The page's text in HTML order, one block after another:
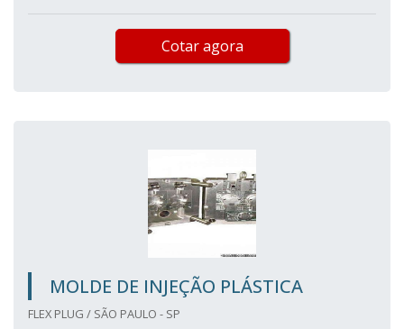
Cotar agora
MOLDE DE INJEÇÃO PLÁSTICA
FLEX PLUG / SÃO PAULO - SP